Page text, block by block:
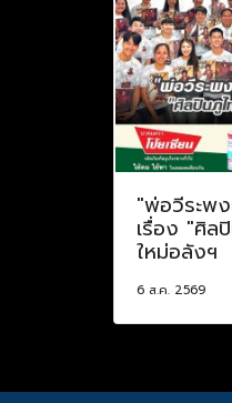
"พ่อวีระพ
เรื่อง "ศิล
ใหม่อลังฯ
6 ส.ค. 2569